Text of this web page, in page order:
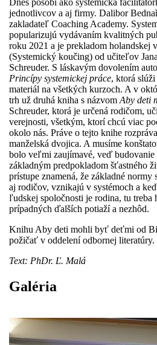
jednotlivcov a aj firmy. Dalibor
zakladateľ Coaching Academy.
popularizujú vydávaním kvalitných
roku 2021 a je prekladom holandskej
(Systemický koučing) od učiteľov
Schreuder. S láskavým dovolením
Princípy systemickej práce, ktorá
materiál na všetkých kurzoch. A v
trh už druhá kniha s názvom Aby deti
Schreuder, ktorá je určená rodičom,
verejnosti, všetkým, ktorí chcú viac
okolo nás. Práve o tejto knihe
manželská dvojica. A musíme
bolo veľmi zaujímavé, veď
základným predpokladom šťastného
prístupe znamená, že základné normy
aj rodičov, vznikajú v systémoch a
ľudskej spoločnosti je rodina, tu
prípadných ďalších potiaží a nezhôd.
Knihu Aby deti mohli byť deťmi od
požičať v oddelení odbornej literatúry.
Text: PhDr. Ľ. Malá
Galéria